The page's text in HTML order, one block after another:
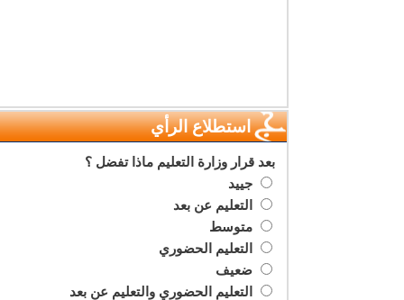
استطلاع الرأي
بعد قرار وزارة التعليم ماذا تفضل ؟
جييد
التعليم عن بعد
متوسط
التعليم الحضوري
ضعيف
التعليم الحضوري والتعليم عن بعد